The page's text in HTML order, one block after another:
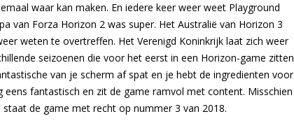
waar kan maken. En iedere keer weer weet Playground
van Forza Horizon 2 was super. Het Australië van Horizon 3
weten te overtreffen. Het Verenigd Koninkrijk laat zich weer
seizoenen die voor het eerst in een Horizon-game zitten
van je scherm af spat en je hebt de ingredienten voor
fantastisch en zit de game ramvol met content. Misschien
de game met recht op nummer 3 van 2018.